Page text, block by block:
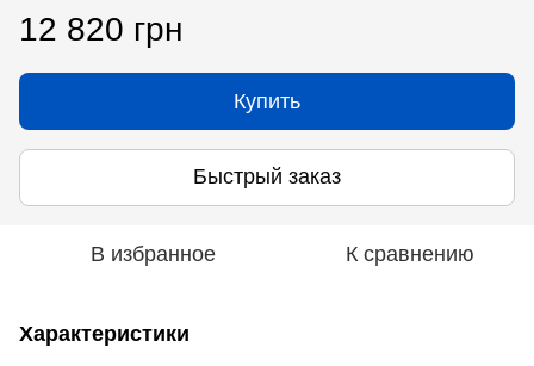
12 820 грн
Купить
Быстрый заказ
В избранное К сравнению
Характеристики